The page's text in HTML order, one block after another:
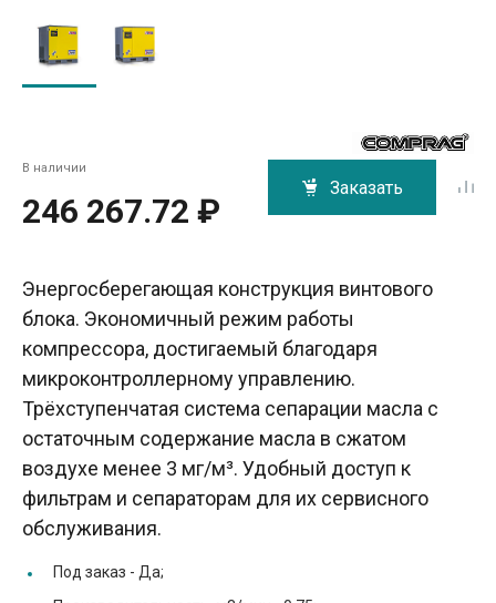
В наличии
246 267.72 ₽
Заказать
Энергосберегающая конструкция винтового
блока. Экономичный режим работы
компрессора, достигаемый благодаря
микроконтроллерному управлению.
Трёхступенчатая система сепарации масла с
остаточным содержание масла в сжатом
воздухе менее 3 мг/м³. Удобный доступ к
фильтрам и сепараторам для их сервисного
обслуживания.
Под заказ - Да;